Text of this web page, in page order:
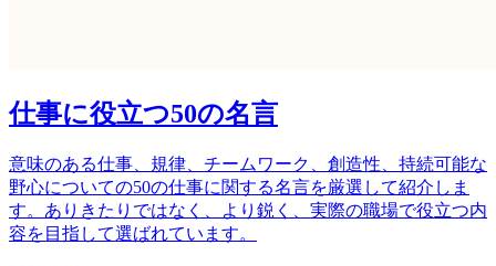
仕事に役立つ50の名言
意味のある仕事、規律、チームワーク、創造性、持続可能な
野心についての50の仕事に関する名言を厳選して紹介しま
す。ありきたりではなく、より鋭く、実際の職場で役立つ内
容を目指して選ばれています。